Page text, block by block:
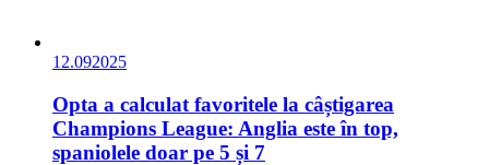
12.092025
Opta a calculat favoritele la câștigarea
Champions League: Anglia este în top,
spaniolele doar pe 5 și 7